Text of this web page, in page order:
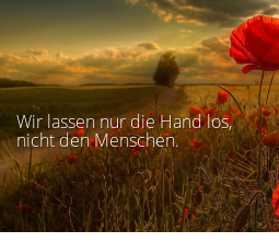
Wir lassen nur die Hand los,
nicht den Menschen.